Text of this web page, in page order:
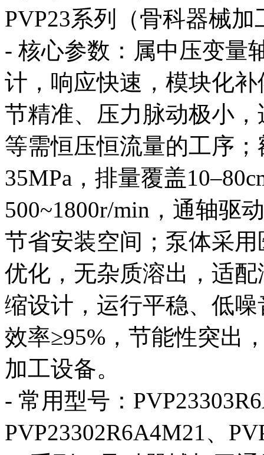
PVP23系列（骨科器械
- 核心参数：属中压变量
计，响应快速，模块化
节精准、压力脉动极小
等需恒压恒流量的工序
35MPa，排量覆盖
500~1800r/min，通轴驱
节省安装空间；泵体采
优化，无杂质溶出，适
缩设计，运行平稳、低
效率≥95%，节能性突出
加工设备。
- 常用型号：
PVP23302R6A4M21、